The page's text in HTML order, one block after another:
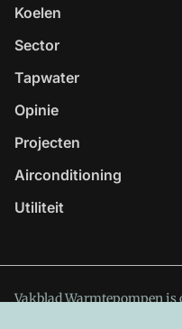
Koelen
Sector
Tapwater
Opinie
Projecten
Airconditioning
Utiliteit
Vakblad Warmtepompen is